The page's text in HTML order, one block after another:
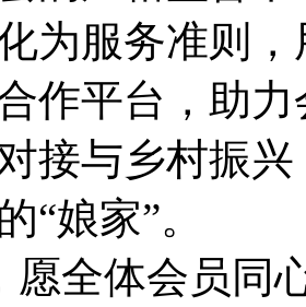
为服务准则
作平台，助
接与乡村振
“娘家”。
全体会员同